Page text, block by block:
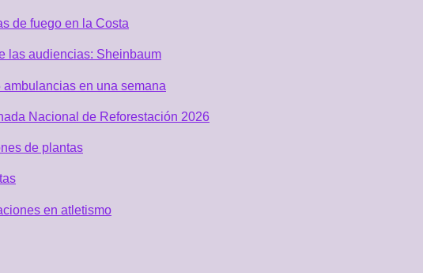
de fuego en la Costa
las audiencias: Sheinbaum
en una semana
Nacional de Reforestación 2026
de plantas
en atletismo